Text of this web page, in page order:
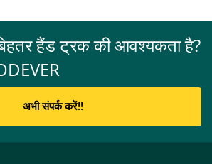
हैंड ट्रक की आवश्यकता है?
अभी संपर्क करें!!